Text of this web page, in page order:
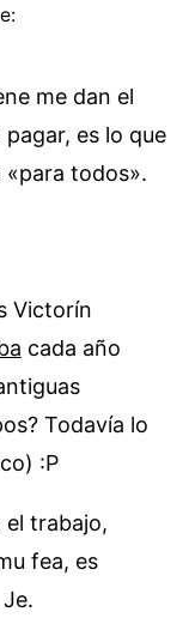
me dan el
es lo que
todos».
Victorín
cada año
Todavía lo
:P
el trabajo,
fea, es